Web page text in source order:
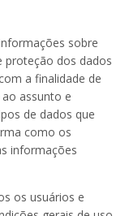
sobre
proteção dos dados
a finalidade de
assunto e
de dados que
como os
informações
os usuários e